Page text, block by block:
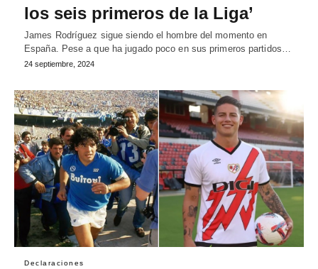
los seis primeros de la Liga’
James Rodríguez sigue siendo el hombre del momento en
España. Pese a que ha jugado poco en sus primeros partidos…
24 septiembre, 2024
Declaraciones